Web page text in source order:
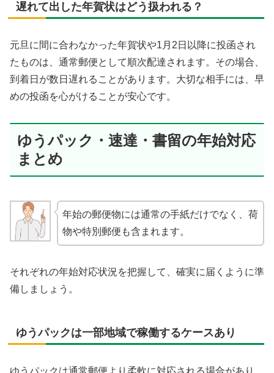
遅れて出した年賀状はどう扱われる？
元旦に間に合わなかった年賀状や1月2日以降に投函され
たものは、通常郵便として順次配達されます。その場合、
到着日が数日遅れることがあります。大切な相手には、早
めの投函を心がけることが安心です。
ゆうパック・速達・書留の年始対応
まとめ
年始の郵便物には通常の手紙だけでなく、荷
物や特別郵便も含まれます。
それぞれの年始対応状況を把握して、確実に届くように準
備しましょう。
ゆうパックは一部地域で稼働するケースあり
ゆうパックは通常郵便より柔軟に対応される場合があり、